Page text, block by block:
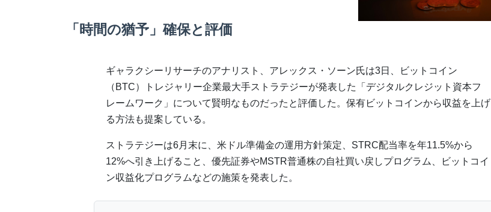
「時間の猶予」確保と評価
ギャラクシーリサーチのアナリスト、アレックス・ソーン氏は3日、ビットコイン
（BTC）トレジャリー企業最大手ストラテジーが発表した「デジタルクレジット資本フ
レームワーク」について賢明なものだったと評価した。保有ビットコインから収益を上げ
る方法も提案している。
ストラテジーは6月末に、米ドル準備金の運用方針策定、STRC配当率を年11.5%から
12%へ引き上げること、優先証券やMSTR普通株の自社買い戻しプログラム、ビットコイ
ン収益化プログラムなどの施策を発表した。